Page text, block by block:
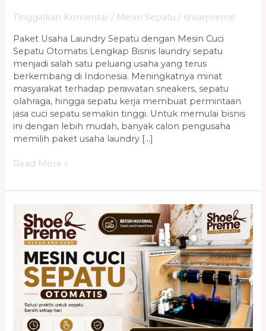
Tinggalkan Komentar / Mesin Sepatu / shoepreme
Paket Usaha Laundry Sepatu dengan Mesin Cuci
Sepatu Otomatis Lengkap Bisnis laundry sepatu
menjadi salah satu peluang usaha yang terus
berkembang di Indonesia. Meningkatnya minat
masyarakat terhadap perawatan sneakers, sepatu
olahraga, hingga sepatu kerja membuat permintaan
jasa cuci sepatu semakin tinggi. Untuk memulai bisnis
ini dengan lebih mudah, banyak calon pengusaha
memilih paket usaha laundry […]
Read More »
Cara
Memilih
Mesin
Cuci
Sepatu
Terbaik
yang
Tepat
untuk
Usaha